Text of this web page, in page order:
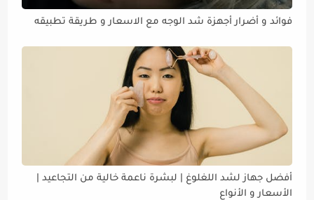
فوائد و أضرار أجهزة شد الوجه مع الاسعار و طريقة تطبيقه
أفضل جهاز لشد اللغلوغ | لبشرة ناعمة خالية من التجاعيد |
الأسعار و الأنواع